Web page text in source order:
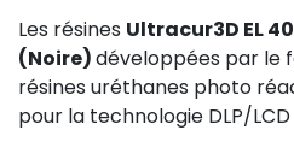
Les résines Ultracur3D EL
(Noire)développées par le
résines uréthanes photo
pour la technologie DLP/LCD